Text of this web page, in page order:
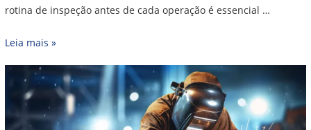
rotina de inspeção antes de cada operação é essencial …
Leia mais »